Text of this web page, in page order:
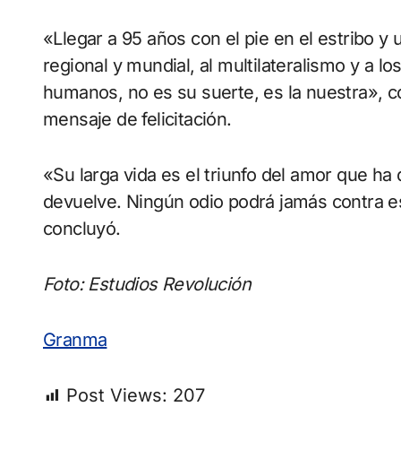
«Llegar a 95 años con el pie en el estribo y
regional y mundial, al multilateralismo y a
humanos, no es su suerte, es la nuestra»,
mensaje de felicitación.
«Su larga vida es el triunfo del amor que
devuelve. Ningún odio podrá jamás contra
concluyó.
Foto: Estudios Revolución
Granma
Post Views: 207